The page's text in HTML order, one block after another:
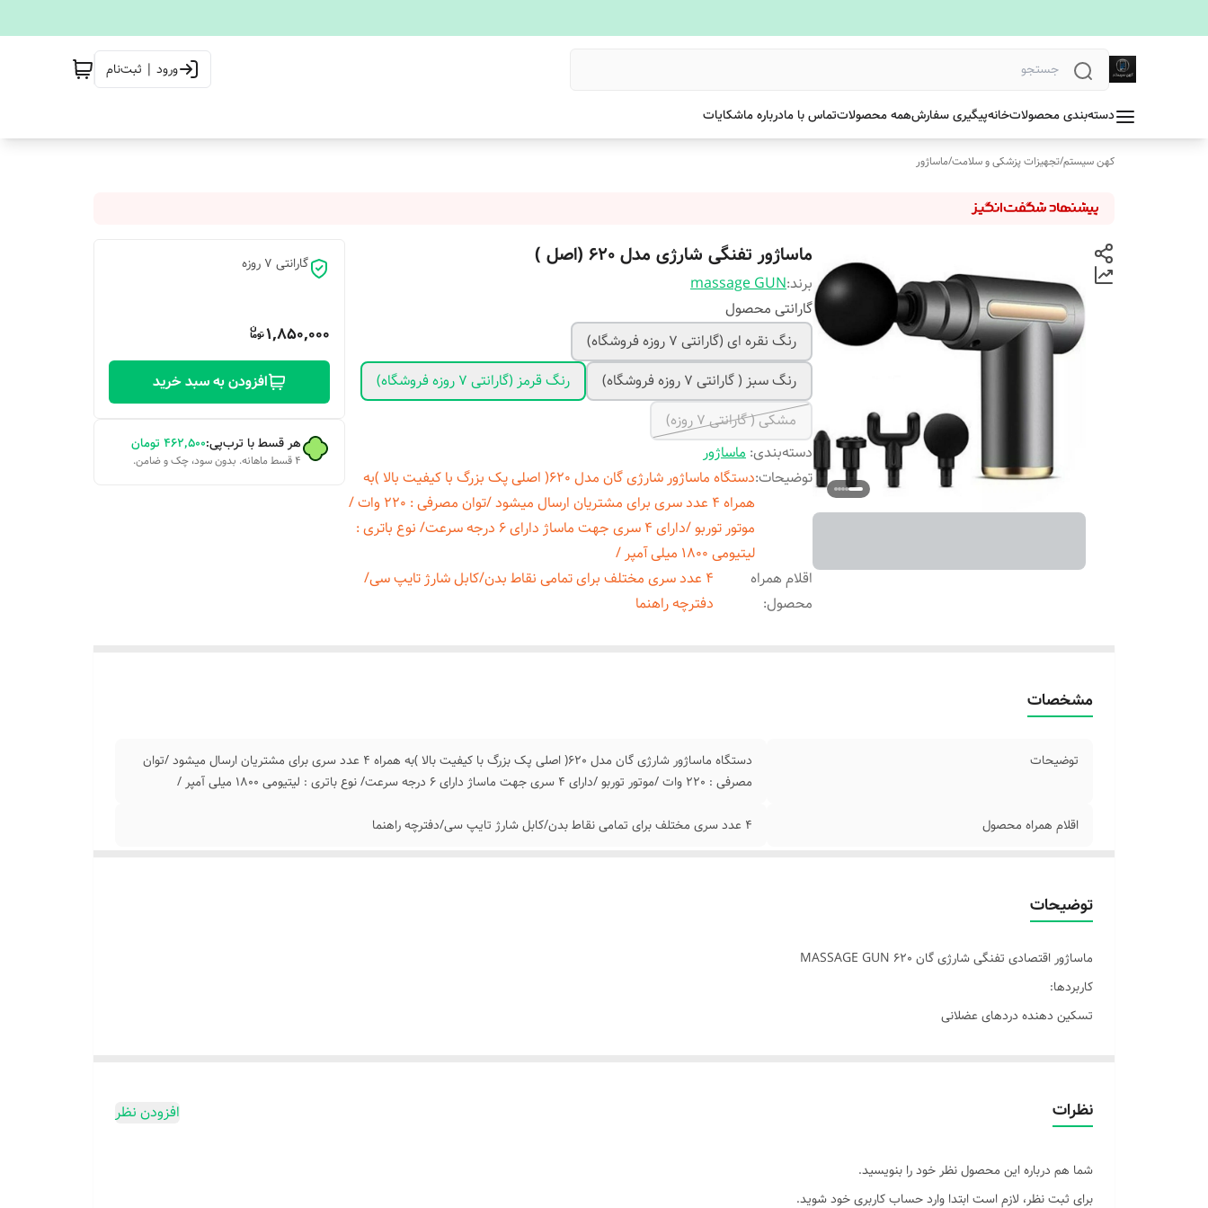
ورود | ثبت‌نام
دسته‌بندی محصولاتخانهپیگیری سفارشهمه محصولاتتماس با مادرباره ماشکایات
کهن سیستم/تجهیزات پزشکی و سلامت/ماساژور
ماساژور تفنگی شارژی مدل 620 (اصل )
برند:massage GUN
گارانتی محصول
رنگ نقره ای (گارانتی 7 روزه فروشگاه)
رنگ سبز ( گارانتی 7 روزه فروشگاه)
رنگ قرمز (گارانتی 7 روزه فروشگاه)
مشکی ( گارانتی 7 روزه)
دسته‌بندی: ماساژور
توضیحات:
دستگاه ماساژور شارژی گان مدل 620( اصلی پک بزرگ با کیفیت بالا )به
همراه 4 عدد سری برای مشتریان ارسال میشود /توان مصرفی : 220 وات /
موتور توربو /دارای 4 سری جهت ماساژ دارای 6 درجه سرعت/ نوع باتری :
لیتیومی 1800 میلی آمپر /
اقلام همراه
محصول:
4 عدد سری مختلف برای تمامی نقاط بدن/کابل شارژ تایپ سی/
دفترچه راهنما
گارانتی ۷ روزه
1,850,000
افزودن به سبد خرید
هر قسط با ترب‌پی:۴۶۲٬۵۰۰ تومان
۴ قسط ماهانه. بدون سود، چک و ضامن.
مشخصات
توضیحات
دستگاه ماساژور شارژی گان مدل 620( اصلی پک بزرگ با کیفیت بالا )به همراه 4 عدد سری برای مشتریان ارسال میشود /توان
مصرفی : 220 وات /موتور توربو /دارای 4 سری جهت ماساژ دارای 6 درجه سرعت/ نوع باتری : لیتیومی 1800 میلی آمپر /
اقلام همراه محصول 4 عدد سری مختلف برای تمامی نقاط بدن/کابل شارژ تایپ سی/دفترچه راهنما
توضیحات
ماساژور اقتصادی تفنگی شارژی گان MASSAGE GUN 620
کاربردها:
تسکین دهنده دردهای عضلانی
دارای 6 دور مختلف رلیف کننده
بدون صدا و حرفه ای
نظرات افزودن نظر
شما هم درباره این محصول نظر خود را بنویسید.
برای ثبت نظر، لازم است ابتدا وارد حساب کاربری خود شوید.